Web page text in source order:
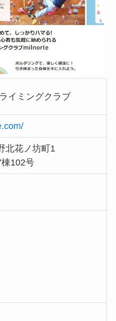
イミングクラブ
北花ノ坊町1
102号